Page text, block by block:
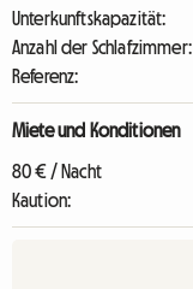
Unterkunftskapazität:
Anzahl der Schlafzimmer:
Referenz:
Miete und Konditionen
80 € / Nacht
Kaution: